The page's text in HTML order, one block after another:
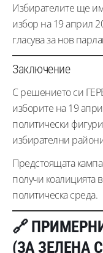
Избирателите ще
избор на 19 април
гласува за нов
Заключение
С решението си
изборите на 19
политически
избирателни
Предстоящата
получи коалицията
политическа среда.
🔗
(ЗА ЗЕЛЕНА